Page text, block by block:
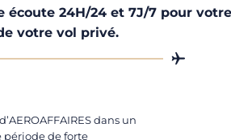
écoute 24H/24 et 7J/7 pour
votre vol privé.
dans un
période de forte